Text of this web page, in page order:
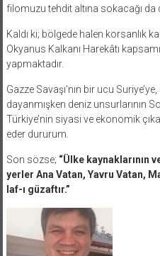
filomuzu tehdit altına sokacağı
Kaldı ki; bölgede halen korsanlık
Okyanus Kalkanı Harekâtı
yapmaktadır.
Gazze Savaşı’nın bir ucu
dayanmışken deniz unsurlarının
Türkiye’nin siyasi ve ekonomik
eder dururum.
Son sözse; “Ülke kaynaklarının
yerler Ana Vatan, Yavru Vatan,
laf-ı güzaftır.”